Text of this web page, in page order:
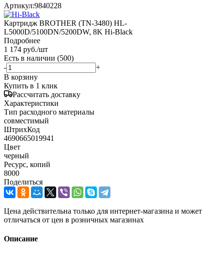
Артикул:9840228
Картридж BROTHER (TN-3480) HL-
L5000D/5100DN/5200DW, 8K Hi-Black
Подробнее
1 174 руб./шт
Есть в наличии (500)
-
+
В корзину
Купить в 1 клик
Рассчитать доставку
Характеристики
Тип расходного материалы
совместимый
ШтрихКод
4690665019941
Цвет
черный
Ресурс, копий
8000
Поделиться
Цена действительна только для интернет-магазина и может
отличаться от цен в розничных магазинах
Описание